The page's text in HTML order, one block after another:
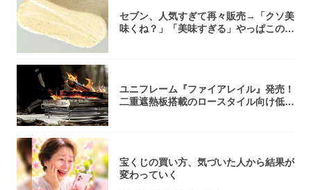
セブン、人気すぎて再々販売→「クソ美
味くね？」「美味すぎる」やっぱこのク
ユニフレーム『ファイアレイル』発売！
二重遮熱板搭載のロースタイル向け低型
宝くじの買い方、気づいた人から結果が
変わっていく